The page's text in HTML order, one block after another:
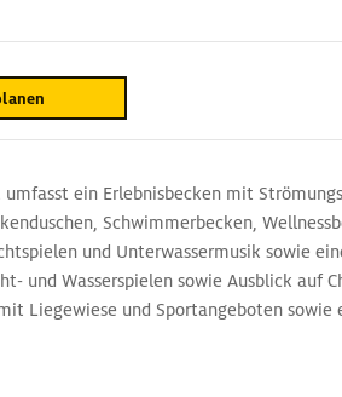
umfasst ein Erlebnisbecken mit
Schwimmerbecken,
und Unterwassermusik sowie
und Wasserspielen sowie Ausblick auf
Liegewiese und Sportangeboten sowie